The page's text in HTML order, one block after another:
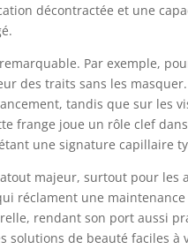
décontractée et une
Par exemple,
des traits sans les
tandis que sur les
frange joue un rôle clef
une signature capillaire
majeur, surtout pour les
réclament une
rendant son port aussi
solutions de beauté faciles à